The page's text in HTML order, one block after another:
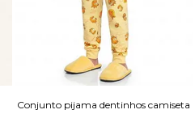
Conjunto pijama dentinhos camiseta